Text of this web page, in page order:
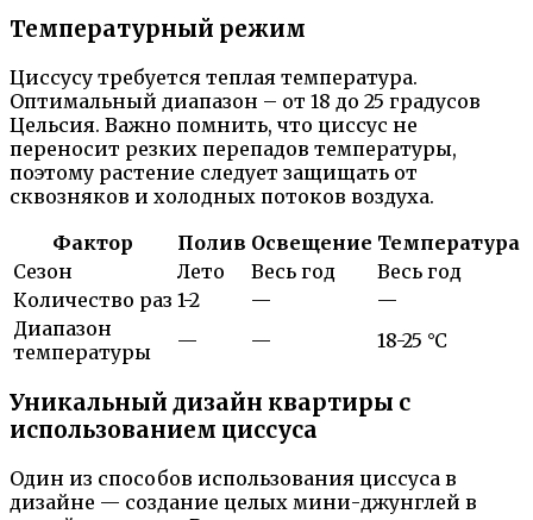
Температурный режим
Циссусу требуется теплая температура.
Оптимальный диапазон – от 18 до 25 градусов
Цельсия. Важно помнить, что циссус не
переносит резких перепадов температуры,
поэтому растение следует защищать от
сквозняков и холодных потоков воздуха.
Фактор
Полив Освещение Температура
Сезон
Лето Весь год
Весь год
Количество раз 1-2 —
—
Диапазон
температуры
— — 18-25 °C
Уникальный дизайн квартиры с
использованием циссуса
Один из способов использования циссуса в
дизайне — создание целых мини-джунглей в